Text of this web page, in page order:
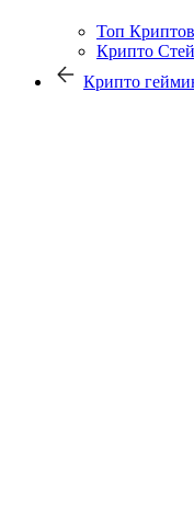
Топ
Крипто
Крипто